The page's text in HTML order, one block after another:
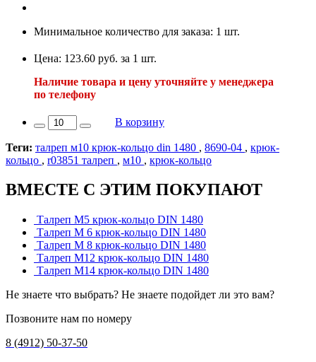
Минимальное количество для заказа: 1 шт.
Цена: 123.60 руб. за 1 шт.
Наличие товара и цену уточняйте у менеджера
по телефону
В корзину
Теги: талреп м10 крюк-кольцо din 1480 , 8690-04 , крюк-
кольцо , r03851 талреп , м10 , крюк-кольцо
ВМЕСТЕ С ЭТИМ ПОКУПАЮТ
Талреп М5 крюк-кольцо DIN 1480
Талреп М 6 крюк-кольцо DIN 1480
Талреп М 8 крюк-кольцо DIN 1480
Талреп М12 крюк-кольцо DIN 1480
Талреп М14 крюк-кольцо DIN 1480
Не знаете что выбрать? Не знаете подойдет ли это вам?
Позвоните нам по номеру
8 (4912) 50-37-50